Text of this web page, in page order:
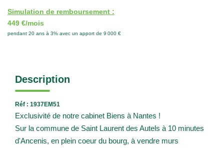
Simulation de remboursement :
449 €/mois
pendant 20 ans à 3% avec un apport de 9 000 €
Description
Réf : 1937EM51
Exclusivité de notre cabinet Biens à Nantes !
Sur la commune de Saint Laurent des Autels à 10 minutes
d'Ancenis, en plein coeur du bourg, à vendre murs